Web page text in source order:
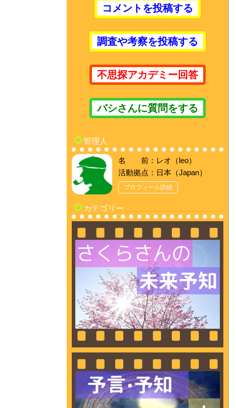
コメントを投稿する
調査や考察を投稿する
不思探アカデミー回答
バシさんに質問をする
管理人
名 前：レオ（leo）
活動拠点：日本（Japan）
プロフィール詳細
カテゴリー